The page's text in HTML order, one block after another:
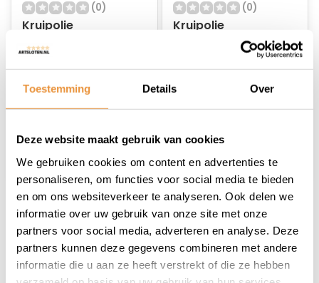
Toestemming Details Over
Deze website maakt gebruik van cookies
We gebruiken cookies om content en advertenties te
personaliseren, om functies voor social media te bieden
en om ons websiteverkeer te analyseren. Ook delen we
informatie over uw gebruik van onze site met onze
partners voor social media, adverteren en analyse. Deze
partners kunnen deze gegevens combineren met andere
informatie die u aan ze heeft verstrekt of die ze hebben
(0)
Kruipolie
Op voorraad
(0)
Kruipolie
Op voorraad
16,87
1